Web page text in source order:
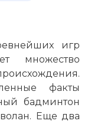
игр
множество
факты
бадминтон
Еще два